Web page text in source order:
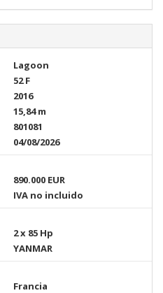
Lagoon
52 F
2016
15,84 m
801081
04/08/2026
890.000 EUR
IVA no incluido
2 x 85 Hp
YANMAR
Francia